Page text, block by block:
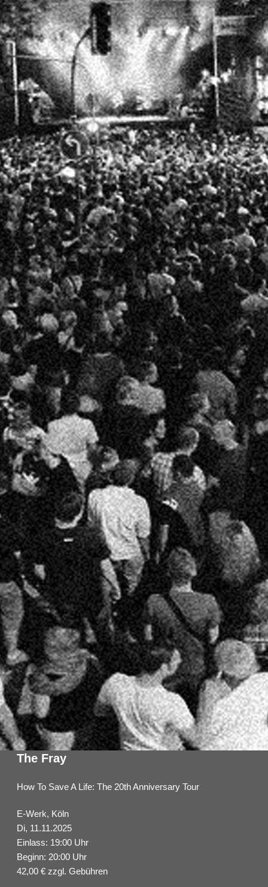
The Fray
How To Save A Life: The 20th Anniversary Tour
E-Werk, Köln
Di, 11.11.2025
Einlass: 19:00 Uhr
Beginn: 20:00 Uhr
42,00 € zzgl. Gebühren